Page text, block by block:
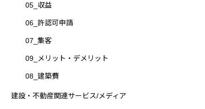
05_収益
06_許認可申請
07_集客
09_メリット・デメリット
08_建築費
建設・不動産関連サービス/メディア